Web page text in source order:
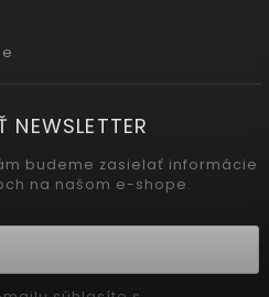
NEWSLETTER
budeme zasielať informácie
na našom e-shope.